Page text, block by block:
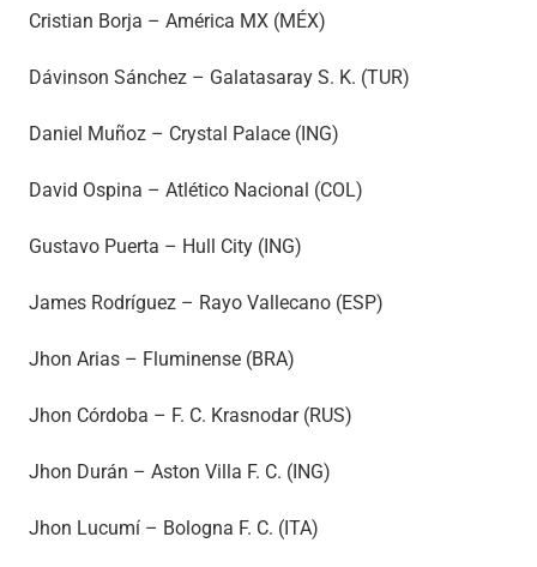
Cristian Borja – América MX (MÉX)
Dávinson Sánchez – Galatasaray S. K. (TUR)
Daniel Muñoz – Crystal Palace (ING)
David Ospina – Atlético Nacional (COL)
Gustavo Puerta – Hull City (ING)
James Rodríguez – Rayo Vallecano (ESP)
Jhon Arias – Fluminense (BRA)
Jhon Córdoba – F. C. Krasnodar (RUS)
Jhon Durán – Aston Villa F. C. (ING)
Jhon Lucumí – Bologna F. C. (ITA)